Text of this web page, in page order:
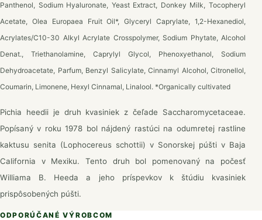
Panthenol, Sodium Hyaluronate, Yeast Extract, Donkey Milk, Tocopheryl
Acetate, Olea Europaea Fruit Oil*, Glyceryl Caprylate, 1,2-Hexanediol,
Acrylates/C10-30 Alkyl Acrylate Crosspolymer, Sodium Phytate, Alcohol
Denat., Triethanolamine, Caprylyl Glycol, Phenoxyethanol, Sodium
Dehydroacetate, Parfum, Benzyl Salicylate, Cinnamyl Alcohol, Citronellol,
Coumarin, Limonene, Hexyl Cinnamal, Linalool. *Organically cultivated
Pichia heedii je druh kvasiniek z čeľade Saccharomycetaceae.
Popísaný v roku 1978 bol nájdený rastúci na odumretej rastline
kaktusu senita (Lophocereus schottii) v Sonorskej púšti v Baja
California v Mexiku. Tento druh bol pomenovaný na počesť
Williama B. Heeda a jeho príspevkov k štúdiu kvasiniek
prispôsobených púšti.
ODPORÚČANÉ VÝROBCOM